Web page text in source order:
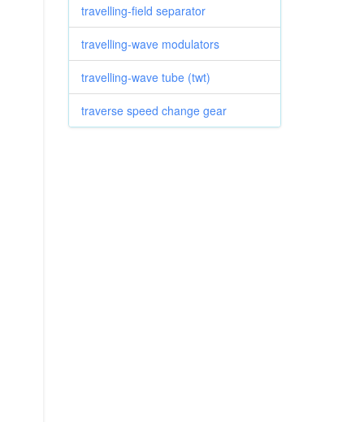
travelling-field separator
travelling-wave modulators
travelling-wave tube (twt)
traverse speed change gear